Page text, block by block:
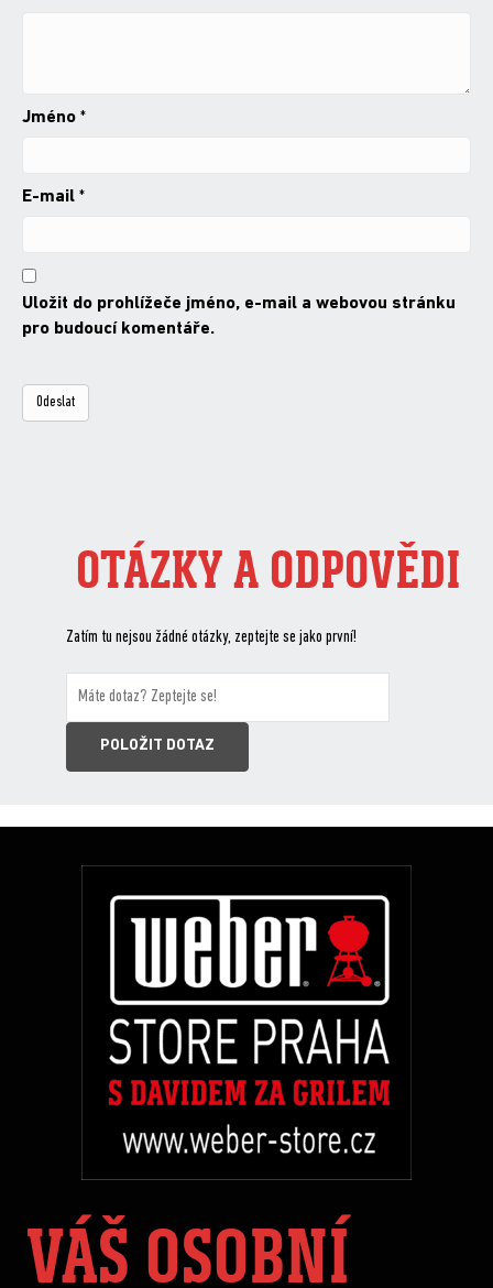
Jméno *
E-mail *
Uložit do prohlížeče jméno, e-mail a webovou stránku
pro budoucí komentáře.
OTÁZKY A ODPOVĚDI
Zatím tu nejsou žádné otázky, zeptejte se jako první!
VÁŠ OSOBNÍ